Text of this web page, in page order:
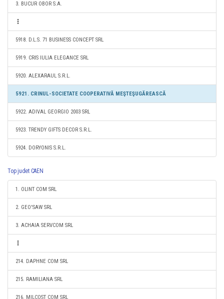
3. BUCUR OBOR S.A.
5918. D.L.S. 71 BUSINESS CONCEPT SRL
5919. CRIS IULIA ELEGANCE SRL
5920. ALEXARAUL S.R.L.
5921. CRINUL-SOCIETATE COOPERATIVĂ MEŞTEŞUGĂREASCĂ
5922. ADIVAL GEORGIO 2003 SRL
5923. TRENDY GIFTS DECOR S.R.L.
5924. DORYONIS S.R.L.
Top judet CAEN
1. OLINT COM SRL
2. GEO'SAW SRL
3. ACHAIA SERVCOM SRL
214. DAPHNE COM SRL
215. RAMILIANA SRL
216. MILCOST COM SRL